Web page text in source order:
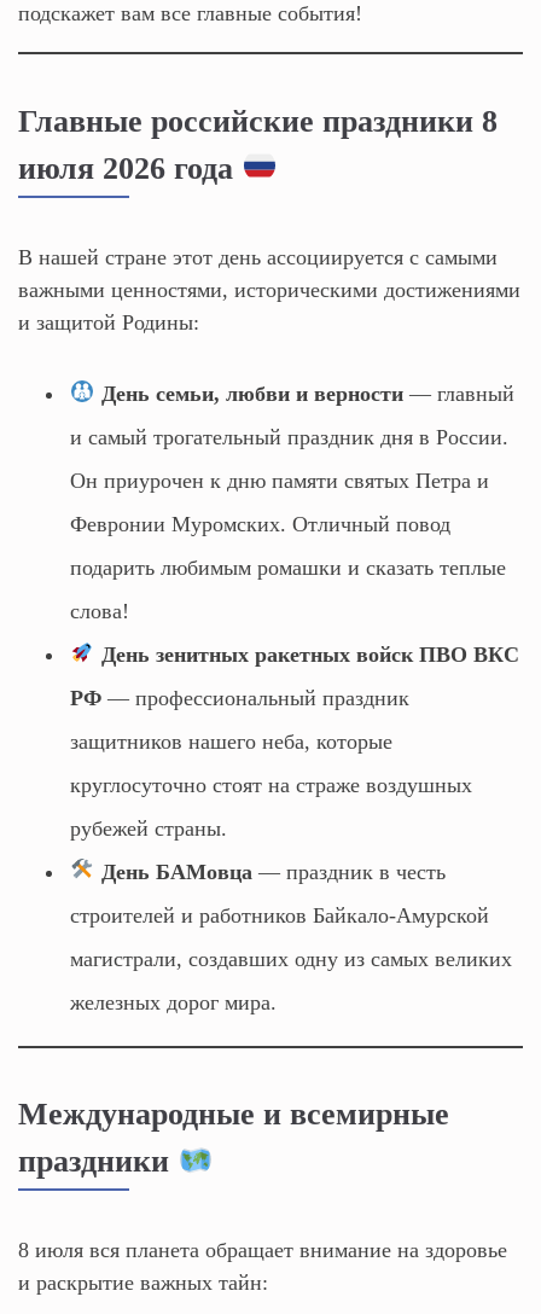
подскажет вам все главные события!
Главные российские праздники 8
июля 2026 года
В нашей стране этот день ассоциируется с самыми
важными ценностями, историческими достижениями
и защитой Родины:
День семьи, любви и верности— главный
и самый трогательный праздник дня в России.
Он приурочен к дню памяти святых Петра и
Февронии Муромских. Отличный повод
подарить любимым ромашки и сказать теплые
слова!
День зенитных ракетных войск ПВО ВКС
РФ — профессиональный праздник
защитников нашего неба, которые
круглосуточно стоят на страже воздушных
рубежей страны.
День БАМовца — праздник в честь
строителей и работников Байкало-Амурской
магистрали, создавших одну из самых великих
железных дорог мира.
Международные и всемирные
праздники
8 июля вся планета обращает внимание на здоровье
и раскрытие важных тайн: